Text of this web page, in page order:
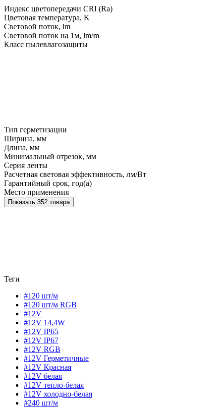
Индекс цветопередачи CRI (Ra)
Цветовая температура, K
Световой поток, lm
Световой поток на 1м, lm/m
Класс пылевлагозащиты
Тип герметизации
Ширина, мм
Длина, мм
Минимальный отрезок, мм
Серия ленты
Расчетная световая эффективность, лм/Вт
Гарантийный срок, год(а)
Место применения
Показать 352 товара
Теги
#120 шт/м
#120 шт/м RGB
#12V
#12V 14,4W
#12V IP65
#12V IP67
#12V RGB
#12V Герметичные
#12V Красная
#12V белая
#12V тепло-белая
#12V холодно-белая
#240 шт/м